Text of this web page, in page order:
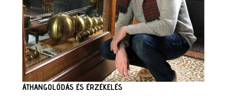
ÁTHANGOLÓDÁS ÉS ÉRZÉKELÉS